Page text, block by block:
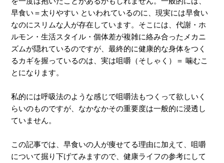
早食い＝太りやすい といわれているのに、現実には早食い
なのにスリムな人が存在しています。そこには、代謝・ホ
ルモン・生活スタイル・個体差が複雑に絡み合ったメカニ
ズムが隠れているのですが、最終的に健康的な身体をつく
るカギを握っているのは、実は咀嚼（そしゃく）＝ 噛むこ
とになります。
私的には呼吸法のような感じで咀嚼法もつくって欲しいく
らいのものですが、なかなかその重要度は一般的に浸透し
ていません。
この記事では、早食いの人が痩せてる理由に加えて、咀嚼
について掘り下げてみますので、健康ライフの参考にして